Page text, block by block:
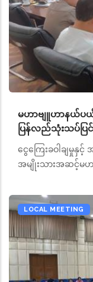
မဟာဗျူဟာနယ်ပယ်
ပြန်လည်သုံးသပ်ပြ
ငွေကြေးခဝါချမှု
အမျိုးသားအဆင့်မဟ
LOCAL MEETING